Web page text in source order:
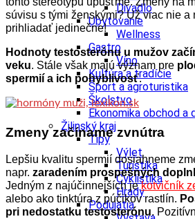
Divadlo
Ubytovanie
Wellness
Gastro
Víno
Kultúra a tradície
Šport a agroturistika
Školstvo
Ekonomika obchod a
Žilinský kraj
Tipy
Výlet
Turistika
Cyklistika
Hrady
Podujatia
súvisu s tými ženskými? Už viac nie a
prihliadať jedinečne!
Hodnoty testosterónu u mužov
veku. Stále však majú význam pre
spermií a ich pohyblivosť.
Zmeny začíname zvnútra
Lepšiu kvalitu spermií dosiahneme
napr. zaradením prospešných
Jedným z najúčinnejších jekotvičník
alebo ako tinktúra z púčikov rastlín.
pri nedostatku testosterónu.